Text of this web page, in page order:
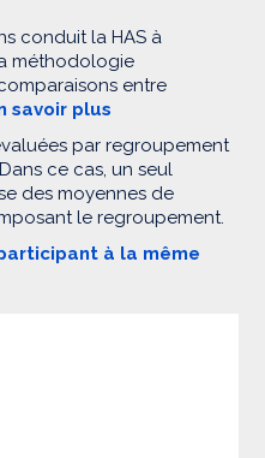
conduit la HAS à
méthodologie
entre
savoir plus
par regroupement
ce cas, un seul
des moyennes de
le regroupement.
à la même